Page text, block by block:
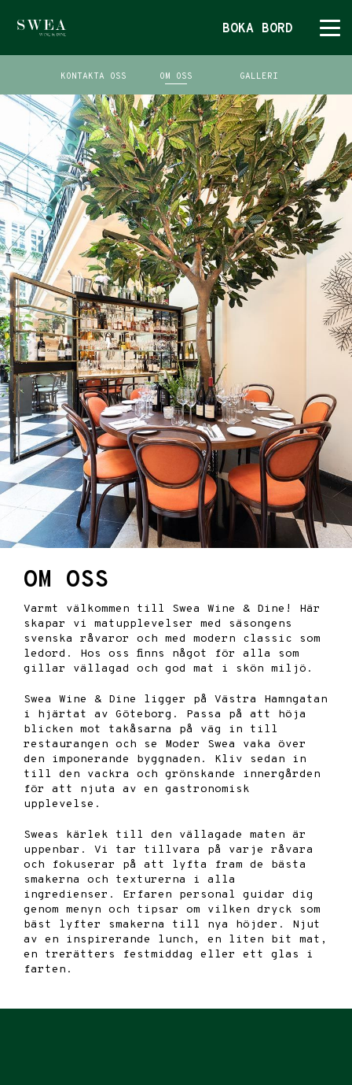
BOKA BORD
BOKA BORD
MENYER
SWEA
DINING BY AMEX
KONTAKTA OSS
KONTAKTA OSS
OM OSS
GALLERI
ÖVRIGT
KONTAKTA OSS OM OSS GALLERI
OM OSS
Varmt välkommen till Swea Wine & Dine! Här
skapar vi matupplevelser med säsongens
svenska råvaror och med modern classic som
ledord .
Hos oss finns något för alla som
gillar vällagad och god mat i skön miljö.
Swea Wine & Dine ligger på Västra Hamngatan
i hjärtat av Göteborg. Passa på att höja
blicken mot takåsarna på väg in till
restaurangen och se Moder Swea vaka över
den imponerande byggnaden. Kliv sedan in
till den vackra och grönskande innergården
för att njuta av en gastronomisk
upplevelse.
Sweas kärlek till den vällagade maten är
uppenbar. Vi tar tillvara på varje råvara
och fokuserar på att lyfta fram de bästa
smakerna och texturerna i alla
ingredienser. Erfaren personal guidar dig
genom menyn och tipsar om vilken dryck som
bäst lyfter smakerna till nya höjder. Njut
av en inspirerande lunch, en liten bit mat,
en trerätters festmiddag eller ett glas i
farten.